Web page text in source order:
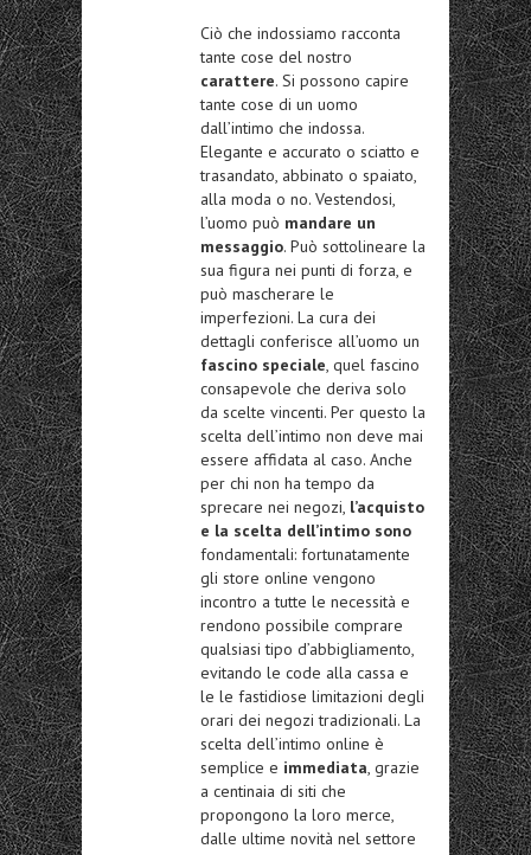
Ciò che indossiamo racconta
tante cose del nostro
carattere. Si possono capire
tante cose di un uomo
dall’intimo che indossa.
Elegante e accurato o sciatto e
trasandato, abbinato o spaiato,
alla moda o no. Vestendosi,
l’uomo può mandare un
messaggio. Può sottolineare la
sua figura nei punti di forza, e
può mascherare le
imperfezioni. La cura dei
dettagli conferisce all’uomo un
fascino speciale, quel fascino
consapevole che deriva solo
da scelte vincenti. Per questo la
scelta dell’intimo non deve mai
essere affidata al caso. Anche
per chi non ha tempo da
sprecare nei negozi, l’acquisto
e la scelta dell’intimo sono
fondamentali: fortunatamente
gli store online vengono
incontro a tutte le necessità e
rendono possibile comprare
qualsiasi tipo d’abbigliamento,
evitando le code alla cassa e
le le fastidiose limitazioni degli
orari dei negozi tradizionali. La
scelta dell’intimo online è
semplice e immediata, grazie
a centinaia di siti che
propongono la loro merce,
dalle ultime novità nel settore